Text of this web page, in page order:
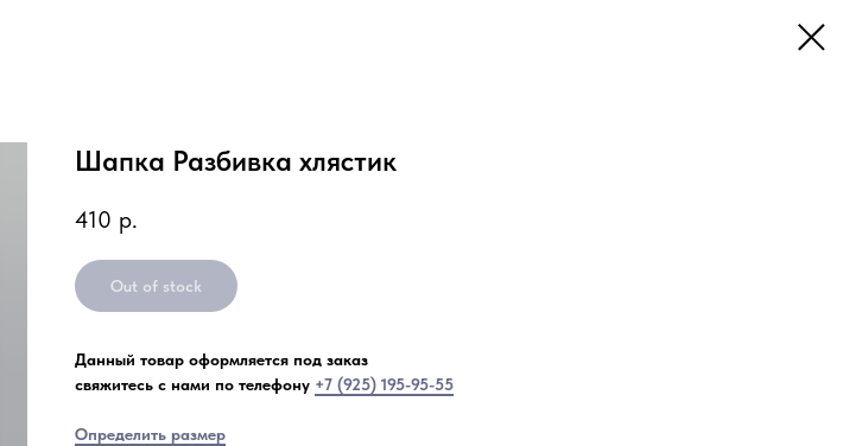
Шапка Разбивка хлястик
410 р.
Out of stock
Данный товар оформляется под заказ
свяжитесь с нами по телефону +7 (925) 195-95-55
Определить размер